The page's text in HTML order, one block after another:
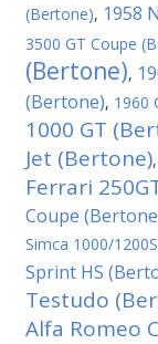
(Bertone), 1958
3500 GT Coupe
(Bertone),
(Bertone), 1960
1000 GT
Jet (Bertone),
Ferrari
Coupe
Simca 1000/
Sprint HS
Testudo
Alfa Romeo